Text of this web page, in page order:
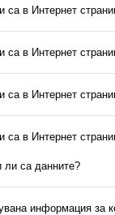
в Интернет
в Интернет
в Интернет
в Интернет
ли са данните?
информация за